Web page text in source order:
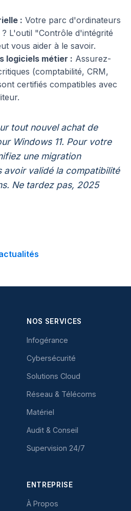
: Votre parc d'ordinateurs
L'outil "Contrôle d'intégrité
vous aider à le savoir.
logiciels métier : Assurez-
(comptabilité, CRM,
certifiés compatibles avec
tout nouvel achat de
Windows 11. Pour votre
une migration
avoir validé la compatibilité
Ne tardez pas, 2025
NOS SERVICES
Infogérance
Cybersécurité
Solutions Cloud
Réseau & Télécoms
Matériel
Audit & Conseil
Supervision 24/7
ENTREPRISE
À Propos